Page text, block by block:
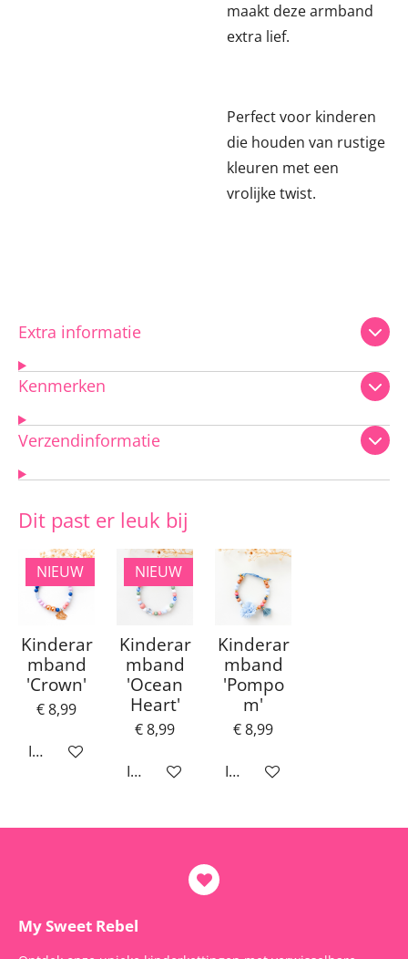
maakt deze armband
extra lief.
Perfect voor kinderen
die houden van rustige
kleuren met een
vrolijke twist.
Extra informatie
Kenmerken
Verzendinformatie
Dit past er leuk bij
NIEUW
Kinderar
mband
'Crown'
€ 8,99
In winkelwagen
NIEUW
Kinderar
mband
'Ocean
Heart'
€ 8,99
In winkelwagen
Kinderar
mband
'Pompo
m'
€ 8,99
In winkelwagen
My Sweet Rebel